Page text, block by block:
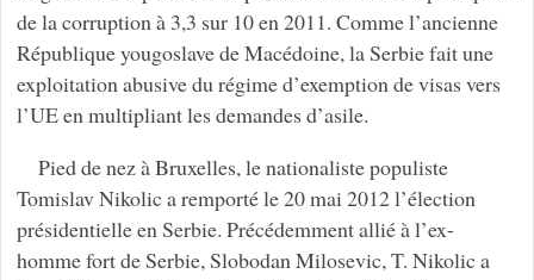
de la corruption à 3,3 sur 10 en 2011. Comme l’ancienne
République yougoslave de Macédoine, la Serbie fait une
exploitation abusive du régime d’exemption de visas vers
l’UE en multipliant les demandes d’asile.
Pied de nez à Bruxelles, le nationaliste populiste
Tomislav Nikolic a remporté le 20 mai 2012 l’élection
présidentielle en Serbie. Précédemment allié à l’ex-
homme fort de Serbie, Slobodan Milosevic, T. Nikolic a